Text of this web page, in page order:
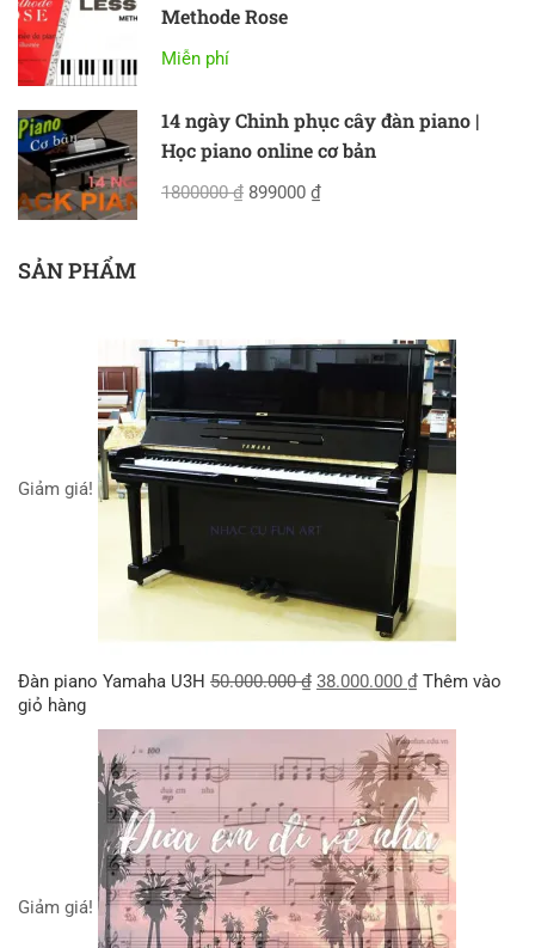
Methode Rose
Miễn phí
14 ngày Chinh phục cây đàn piano |
Học piano online cơ bản
1800000 ₫ 899000 ₫
SẢN PHẨM
Giảm giá!
Đàn piano Yamaha U3H 50.000.000₫ 38.000.000 ₫ Thêm vào
giỏ hàng
Giảm giá!